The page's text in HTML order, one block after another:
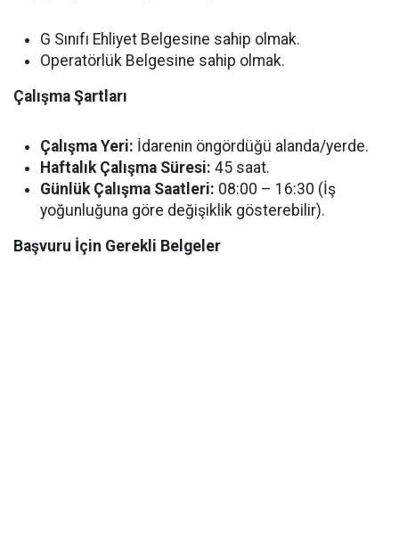
G Sınıfı Ehliyet Belgesine sahip olmak.
Operatörlük Belgesine sahip olmak.
Çalışma Şartları
Çalışma Yeri: İdarenin öngördüğü alanda/yerde.
Haftalık Çalışma Süresi: 45 saat.
Günlük Çalışma Saatleri: 08:00 – 16:30 (İş
yoğunluğuna göre değişiklik gösterebilir).
Başvuru İçin Gerekli Belgeler